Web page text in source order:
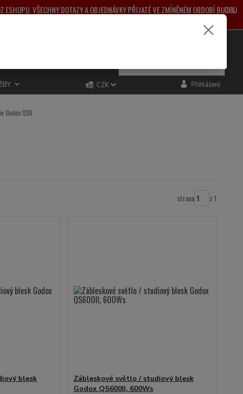
VŠECHNY DOTAZY A OBJEDNÁVKY PŘIJATÉ VE ZMÍNĚNÉM OBDOBÍ BUDOU
CZK Přihlášení
Godox QSII
strana z 1
blesk
Zábleskové světlo / studiový blesk
Godox QS600II, 600Ws